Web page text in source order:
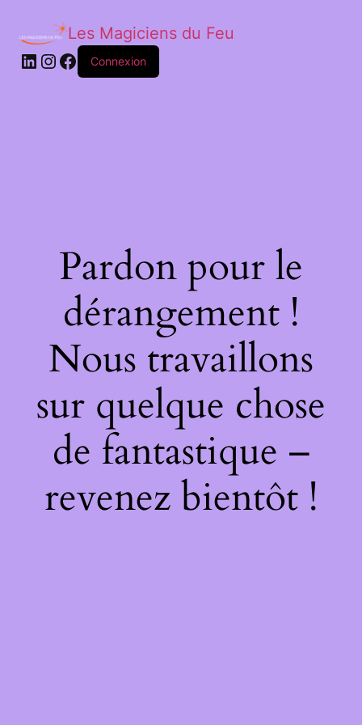
Les Magiciens du Feu
LinkedIn
Instagram
Facebook
Connexion
Pardon pour le
dérangement !
Nous travaillons
sur quelque chose
de fantastique –
revenez bientôt !